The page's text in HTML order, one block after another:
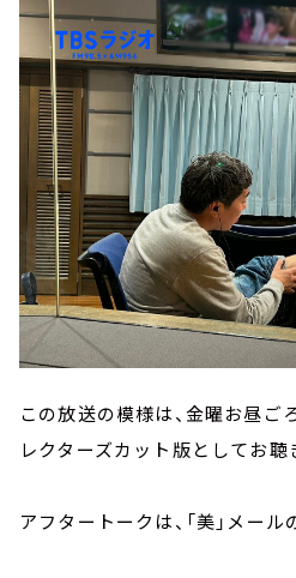
この放送の模様は、金曜お昼ご
レクターズカット版としてお聴
アフタートークは、「美」メール